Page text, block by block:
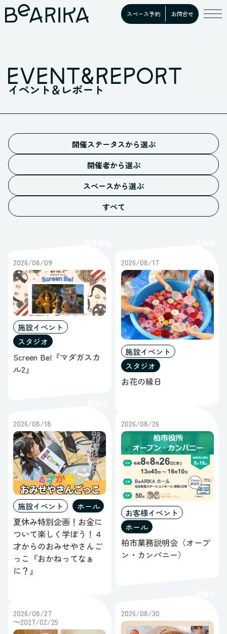
スペース予約 お問合せ
イベント＆レポート
開催ステータスから選ぶ
予告
募集中
開催中
満員御礼
開催終了
開催者から選ぶ
施設イベント
お客様イベント
すべての開催者
スペースから選ぶ
ホール
スタジオ
ギャラリー
オープンスペース
ブース
すべてのスペース
すべて
2026/08/09
施設イベント
スタジオ
Screen Be!『マダガスカ
ル2』
2026/08/17
施設イベント
スタジオ
お花の縁日
2026/08/18
施設イベント ホール
夏休み特別企画！お金に
ついて楽しく学ぼう！４
才からのおみせやさんご
っこ『おかねってなぁ
に？』
2026/08/26
お客様イベント
ホール
柏市業務説明会（オープ
ン・カンパニー）
2026/08/27
～2027/02/25
2026/08/30